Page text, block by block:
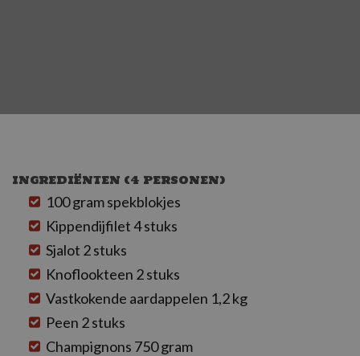
INGREDIËNTEN (4 PERSONEN)
100 gram spekblokjes
Kippendijfilet 4 stuks
Sjalot 2 stuks
Knoflookteen 2 stuks
Vastkokende aardappelen 1,2 kg
Peen 2 stuks
Champignons 750 gram